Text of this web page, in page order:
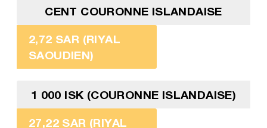
CENT COURONNE ISLANDAISE
2,72 SAR (RIYAL
SAOUDIEN)
1 000 ISK (COURONNE ISLANDAISE)
27,22 SAR (RIYAL